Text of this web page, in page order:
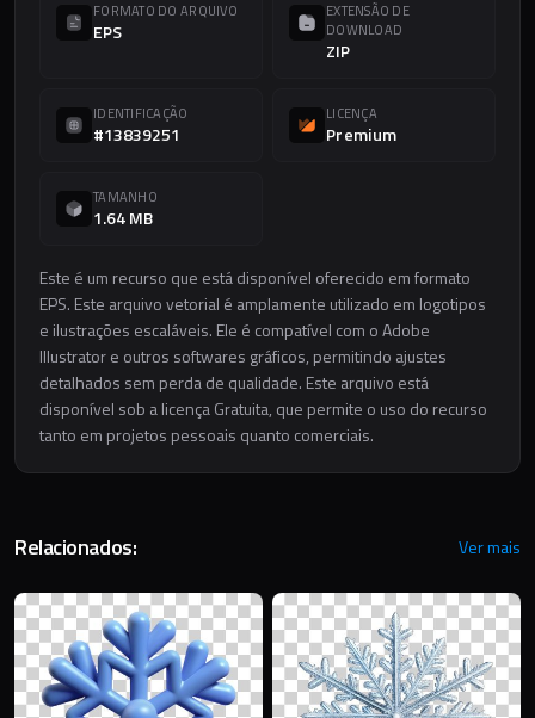
FORMATO DO ARQUIVO
EPS
EXTENSÃO DE
DOWNLOAD
ZIP
IDENTIFICAÇÃO
#13839251
LICENÇA
Premium
TAMANHO
1.64 MB
Este é um recurso que está disponível oferecido em formato
EPS. Este arquivo vetorial é amplamente utilizado em logotipos
e ilustrações escaláveis. Ele é compatível com o Adobe
Illustrator e outros softwares gráficos, permitindo ajustes
detalhados sem perda de qualidade. Este arquivo está
disponível sob a licença Gratuita, que permite o uso do recurso
tanto em projetos pessoais quanto comerciais.
Relacionados: Ver mais